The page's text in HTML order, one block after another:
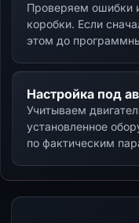
Проверяем ошибки
коробки. Если
этом до
Настройка под
Учитываем
установленное
по фактическим